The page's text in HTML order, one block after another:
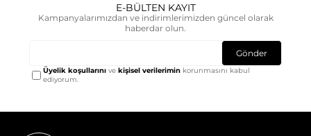
E-BÜLTEN KAYIT
Kampanyalarımızdan ve indirimlerimizden güncel olarak
haberdar olun.
Gönder
Üyelik koşullarını vekişisel verilerimin korunmasını kabul
ediyorum.